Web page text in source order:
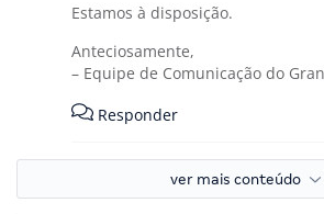
Estamos à disposição.
Anteciosamente,
– Equipe de Comunicação do
Responder
ver mais conteúdo